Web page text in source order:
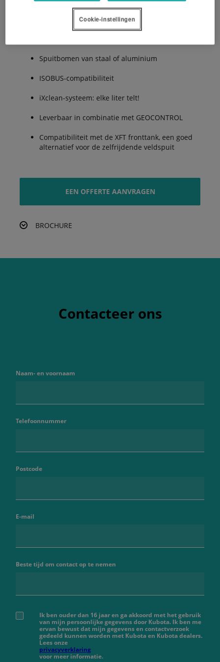
De voordelen:
Spuitbomen van staal of aluminium
ISOBUS-compatibiliteit
iXclean-systeem: elke liter telt!
Leverbaar in combinatie met GEOCONTROL
Compatibiliteit met de XFT fronttank, een goed
alternatief voor de zelfrijdende veldspuit
EEN OFFERTE AANVRAGEN
BROCHURE
Contacteer ons
Naam- en voornaam
Telefoonnummer
Postcode
E-mail
Beste tijd om contact op te nemen
Ik ben ouder dan 16 jaar en ga akkoord met het gebruik
van mijn persoonlijke gegevens door Kubota. Ik ben me
ervan bewust dat mijn gegevens en contactverzoek
gedeeld kunnen worden met Kubota en Kubota dealers.
Lees onze
privacyverklaring
voor meer informatie.
Cookie-instellingen